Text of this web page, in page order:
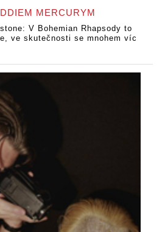
MERCURYM
V Bohemian Rhapsody to
ve skutečnosti se mnohem víc